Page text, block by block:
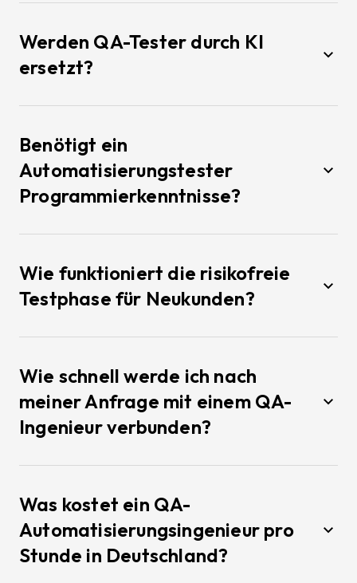
Werden QA-Tester durch KI
ersetzt?
Benötigt ein
Automatisierungstester
Programmierkenntnisse?
Wie funktioniert die risikofreie
Testphase für Neukunden?
Wie schnell werde ich nach
meiner Anfrage mit einem QA-
Ingenieur verbunden?
Was kostet ein QA-
Automatisierungsingenieur pro
Stunde in Deutschland?